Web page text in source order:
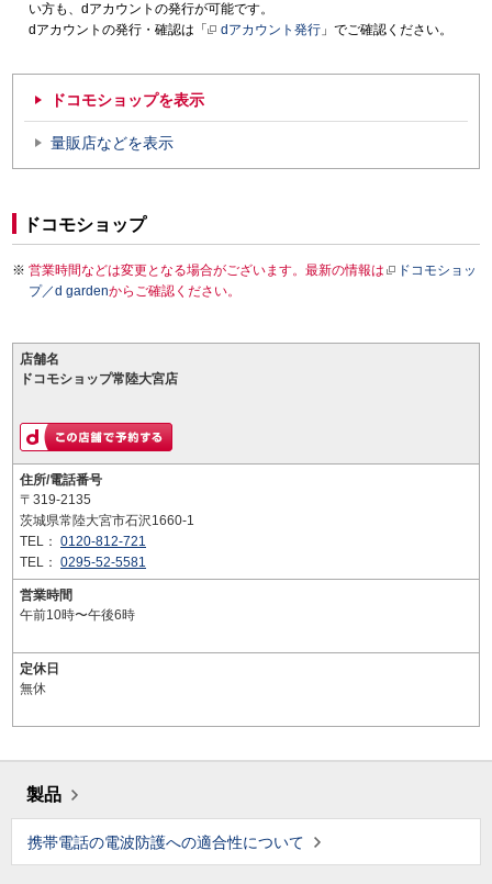
い方も、dアカウントの発行が可能です。
dアカウントの発行・確認は「
dアカウント発行 」でご確認ください。
ドコモショップを表示
量販店などを表示
ドコモショップ
営業時間などは変更となる場合がございます。最新の情報は
ドコモショッ
プ／d gardenからご確認ください。
店舗名
ドコモショップ常陸大宮店
住所/電話番号
〒319-2135
茨城県常陸大宮市石沢1660-1
TEL： 0120-812-721
TEL： 0295-52-5581
営業時間
午前10時〜午後6時
定休日
無休
製品
携帯電話の電波防護への適合性について